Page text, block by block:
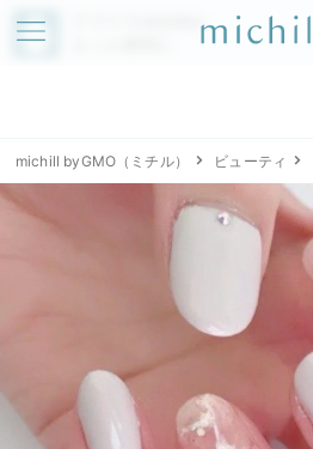
アプリでmichillが
michill byGMO（ミチル） ビューティ